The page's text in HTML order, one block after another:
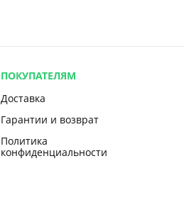
ПОКУПАТЕЛЯМ
Доставка
Гарантии и возврат
Политика
конфиденциальности